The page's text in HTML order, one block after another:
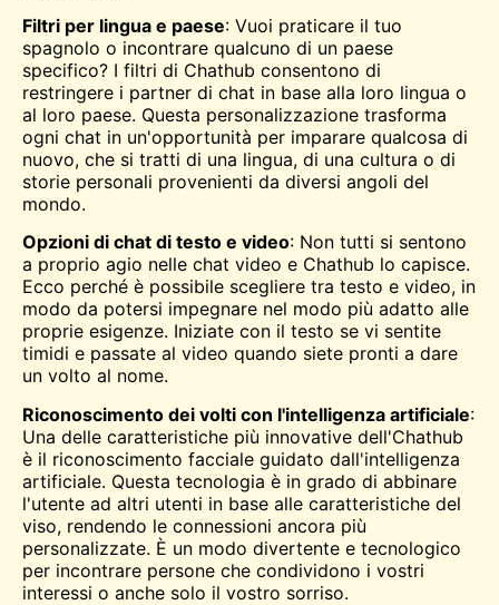
Filtri per lingua e paese: Vuoi praticare il tuo
spagnolo o incontrare qualcuno di un paese
specifico? I filtri di Chathub consentono di
restringere i partner di chat in base alla loro lingua o
al loro paese. Questa personalizzazione trasforma
ogni chat in un'opportunità per imparare qualcosa di
nuovo, che si tratti di una lingua, di una cultura o di
storie personali provenienti da diversi angoli del
mondo.
Opzioni di chat di testo e video: Non tutti si sentono
a proprio agio nelle chat video e Chathub lo capisce.
Ecco perché è possibile scegliere tra testo e video, in
modo da potersi impegnare nel modo più adatto alle
proprie esigenze. Iniziate con il testo se vi sentite
timidi e passate al video quando siete pronti a dare
un volto al nome.
Riconoscimento dei volti con l'intelligenza artificiale:
Una delle caratteristiche più innovative dell'Chathub
è il riconoscimento facciale guidato dall'intelligenza
artificiale. Questa tecnologia è in grado di abbinare
l'utente ad altri utenti in base alle caratteristiche del
viso, rendendo le connessioni ancora più
personalizzate. È un modo divertente e tecnologico
per incontrare persone che condividono i vostri
interessi o anche solo il vostro sorriso.